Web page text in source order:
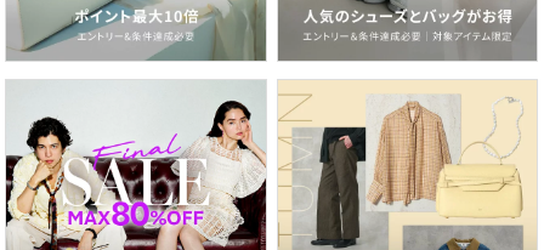
2026.06.19
定番こそアップデート！今のムードで選ぶ白Tシャツ